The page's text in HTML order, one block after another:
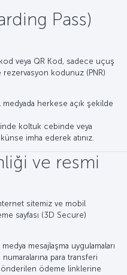
Pass)
veya QR Kod, sadece uçuş
rezervasyon kodunuz (PNR)
medyada herkese açık şekilde
koltuk cebinde veya
imha ederek atınız.
ve resmi
sitemiz ve mobil
sayfası (3D Secure)
mesajlaşma uygulamaları
para transferi
ödeme linklerine